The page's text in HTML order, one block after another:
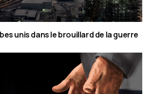
unis dans le brouillard de la guerre